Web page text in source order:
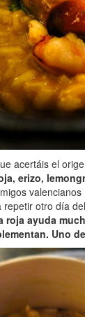
acertáis el
erizo,
valencianos
otro día
roja ayuda
Uno